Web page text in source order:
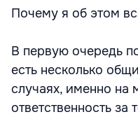
Почему я об этом
В первую очередь
есть несколько
случаях, именно на
ответственность за